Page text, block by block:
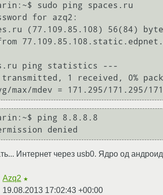
sudo ping spaces.ru
for azq2:
(77.109.85.108) 56(84)
ping statistics ---
transmitted, 1 received, 0%
max/mdev = 171.295/171.295/
ping 8.8.8.8
Интернет через usb0. Ядро од
Azq2 ★
19.08.2013 17:02:43 +00:00